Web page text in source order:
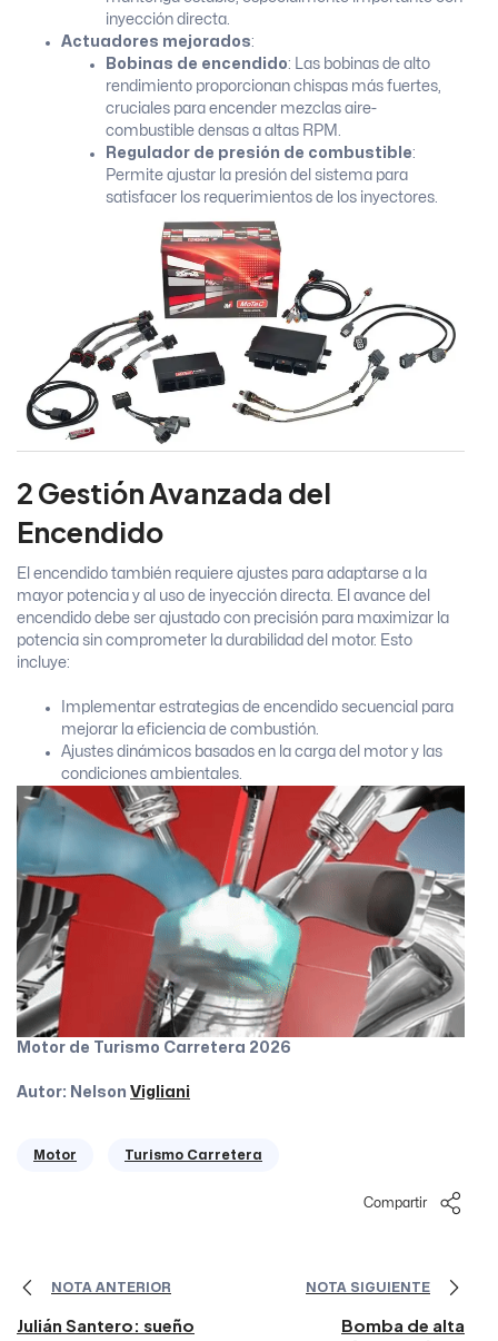
inyección directa.
Actuadores mejorados:
Bobinas de encendido: Las bobinas de alto
rendimiento proporcionan chispas más fuertes,
cruciales para encender mezclas aire-
combustible densas a altas RPM.
Regulador de presión de combustible:
Permite ajustar la presión del sistema para
satisfacer los requerimientos de los inyectores.
2 Gestión Avanzada del
Encendido
El encendido también requiere ajustes para adaptarse a la
mayor potencia y al uso de inyección directa. El avance del
encendido debe ser ajustado con precisión para maximizar la
potencia sin comprometer la durabilidad del motor. Esto
incluye:
Implementar estrategias de encendido secuencial para
mejorar la eficiencia de combustión.
Ajustes dinámicos basados en la carga del motor y las
condiciones ambientales.
Motor de Turismo Carretera 2026
Autor: Nelson Vigliani
Motor Turismo Carretera
Compartir
NOTA ANTERIOR
Julián Santero: sueño
NOTA SIGUIENTE
Bomba de alta